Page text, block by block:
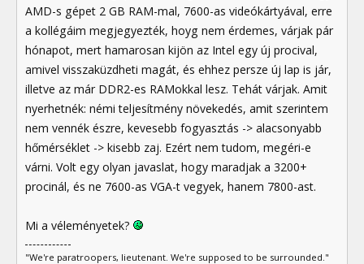
AMD-s gépet 2 GB RAM-mal, 7600-as videókártyával, erre
a kollégáim megjegyezték, hoyg nem érdemes, várjak pár
hónapot, mert hamarosan kijön az Intel egy új procival,
amivel visszaküzdheti magát, és ehhez persze új lap is jár,
illetve az már DDR2-es RAMokkal lesz. Tehát várjak. Amit
nyerhetnék: némi teljesítmény növekedés, amit szerintem
nem vennék észre, kevesebb fogyasztás -> alacsonyabb
hőmérséklet -> kisebb zaj. Ezért nem tudom, megéri-e
várni. Volt egy olyan javaslat, hogy maradjak a 3200+
procinál, és ne 7600-as VGA-t vegyek, hanem 7800-ast.
Mi a véleményetek?
"We're paratroopers, lieutenant. We're supposed to be surrounded."